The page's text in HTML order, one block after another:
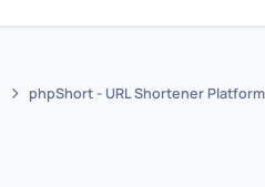
phpShort - URL Shortener Platform